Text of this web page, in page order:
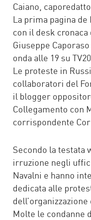
Caiano,
La prima pagina
con il desk cronaca
Giuseppe
onda alle 19 su
Le proteste in
collaboratori del
il blogger
Collegamento con
corrispondente
Secondo la testata
irruzione negli
Navalni e hanno
dedicata alle
Molte le condanne